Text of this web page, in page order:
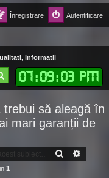
Autentificare
Înregistrare
informatii
07:09:04 PM
ă
u
trebui să aleagă în
mari garanții de
CĂUTARE
1